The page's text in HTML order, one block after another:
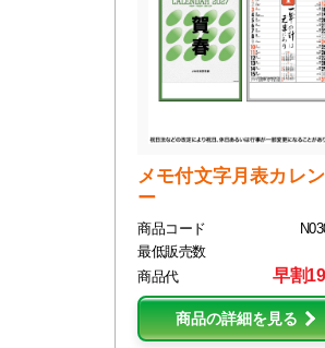
メモ付文字月表カレ
ー
商品コード
最低販売数
商品代
早割
商品の詳細を見る